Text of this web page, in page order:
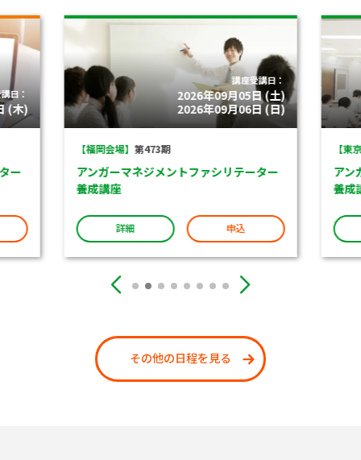
日：
(木)
ー
講座受講日：
2026年09月05日 (土)
2026年09月06日 (日)
【福岡会場】 第473期
アンガーマネジメントファシリテーター
養成講座
詳細 申込
【東
アン
養成
その他の日程を見る